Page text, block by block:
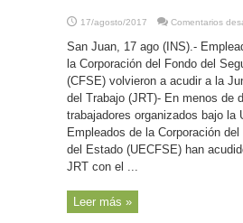
17/agosto/2017 Comentarios
San Juan, 17 ago (INS).-
la Corporación del Fondo del
(CFSE) volvieron a acudir a la
del Trabajo (JRT)- En menos de
trabajadores organizados bajo la
Empleados de la Corporación
del Estado (UECFSE) han
JRT con el ...
Leer más »